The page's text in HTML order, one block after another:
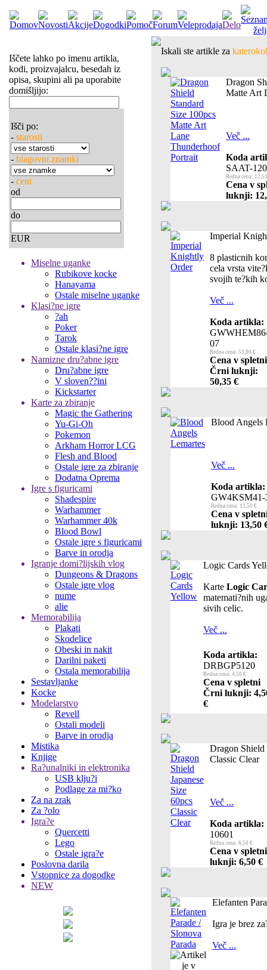
Iščete lahko po imenu artikla,
kodi, proizvajalcu, besedah iz
opisa, skupini ali pa uporabite
domišljijo:
Išči po:
- starosti
- blagovni znamki
- ceni
od
do
EUR
Miselne uganke
Rubikove kocke
Hanayama
Ostale miselne uganke
Klasi?ne igre
?ah
Poker
Tarok
Ostale klasi?ne igre
Namizne dru?abne igre
Dru?abne igre
V sloven??ini
Kickstarter
Karte za zbiranje
Magic the Gathering
Yu-Gi-Oh
Pokemon
Arkham Horror LCG
Flesh and Blood
Ostale igre za zbiranje
Dodatna Oprema
Igre s figuricami
Shadespire
Warhammer
Warhammer 40k
Blood Bowl
Ostale igre s figuricami
Barve in orodja
Igranje domi?lijskih vlog
Dungeons & Dragons
Ostale igre vlog
nume
alie
Memorabilija
Plakati
Skodelice
Obeski in nakit
Darilni paketi
Ostala memorabilija
Sestavljanke
Kocke
Modelarstvo
Revell
Ostali modeli
Barve in orodja
Mistika
Knjige
Ra?unalniki in elektronika
USB klju?i
Podlage za mi?ko
Za na zrak
Za ?olo
Igra?e
Quercetti
Lego
Ostale igra?e
Poslovna darila
Vstopnice za dogodke
NEW
Iskali ste artikle za
Dragon
Matte Art
Več ...
Koda
SAAT-
Redna cena:
Cena v
luknji:
Imperial
8 plasticnih
cela vrsta
svojih te?kih
Več ...
Koda artikla:
07
Redna cena: 53,00 €
Cena v spletni
Črni luknji:
50,35 €
Blood Angels
Več ...
Koda artikla:
GW4KSM41-
Redna cena: 13,50 €
Cena v
luknji: 13,50
Logic Cards
Karte Logic
matemati?nih
sivih celic.
Več ...
Koda artikla:
DRBGP5120
Redna cena: 4,50 €
Cena v spletni
Črni luknji:
€
Dragon Shield
Classic Clear
Več ...
Koda artikla:
10601
Redna cena: 6,50 €
Cena v
luknji: 6,50 €
Elefanten
Igra je brez
Več ...